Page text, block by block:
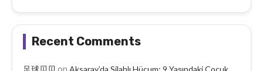
Recent Comments
on